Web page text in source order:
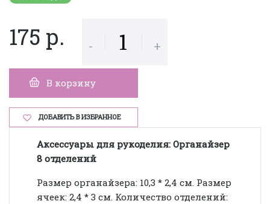
175 р. - +
В корзину
ДОБАВИТЬ В ИЗБРАННОЕ
Аксессуары для рукоделия: Органайзер
8 отделений
Размер органайзера: 10,3 * 2,4 см. Размер
ячеек: 2,4 * 3 см. Количество отделений: